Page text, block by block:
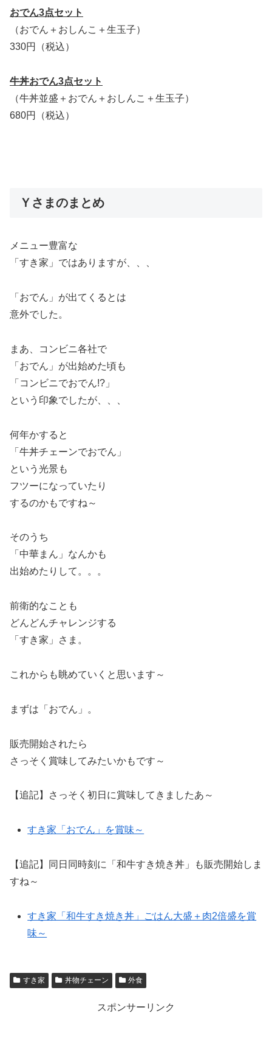
おでん3点セット
（おでん＋おしんこ＋生玉子）
330円（税込）
牛丼おでん3点セット
（牛丼並盛＋おでん＋おしんこ＋生玉子）
680円（税込）
Ｙさまのまとめ
メニュー豊富な
「すき家」ではありますが、、、
「おでん」が出てくるとは
意外でした。
まあ、コンビニ各社で
「おでん」が出始めた頃も
「コンビニでおでん!?」
という印象でしたが、、、
何年かすると
「牛丼チェーンでおでん」
という光景も
フツーになっていたり
するのかもですね～
そのうち
「中華まん」なんかも
出始めたりして。。。
前衛的なことも
どんどんチャレンジする
「すき家」さま。
これからも眺めていくと思います～
まずは「おでん」。
販売開始されたら
さっそく賞味してみたいかもです～
【追記】さっそく初日に賞味してきましたあ～
すき家「おでん」を賞味～
【追記】同日同時刻に「和牛すき焼き丼」も販売開始しま
すね～
すき家「和牛すき焼き丼」ごはん大盛＋肉2倍盛を賞
味～
すき家 丼物チェーン 外食
スポンサーリンク